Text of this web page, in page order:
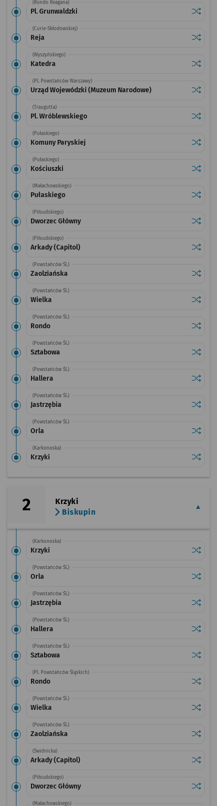
(Rondo Reagana)
Pl. Grunwaldzki
(Curie-Skłodowskiej)
Reja
(Wyszyńskiego)
Katedra
(Pl. Powstańców Warszawy)
Urząd Wojewódzki (Muzeum Narodowe)
(Traugutta)
Pl. Wróblewskiego
(Pułaskiego)
Komuny Paryskiej
(Pułaskiego)
Kościuszki
(Małachowskiego)
Pułaskiego
(Piłsudskiego)
Dworzec Główny
(Piłsudskiego)
Arkady (Capitol)
(Powstańców Śl.)
Zaolziańska
(Powstańców Śl.)
Wielka
(Powstańców Śl.)
Rondo
(Powstańców Śl.)
Sztabowa
(Powstańców Śl.)
Hallera
(Powstańców Śl.)
Jastrzębia
(Powstańców Śl.)
Orla
(Karkonoska)
Krzyki
2
Krzyki
Biskupin
(Karkonoska)
Krzyki
(Powstańców Śl.)
Orla
(Powstańców Śl.)
Jastrzębia
(Powstańców Śl.)
Hallera
(Powstańców Śl.)
Sztabowa
(Pl. Powstańców Śląskich)
Rondo
(Powstańców Śl.)
Wielka
(Powstańców Śl.)
Zaolziańska
(Świdnicka)
Arkady (Capitol)
(Piłsudskiego)
Dworzec Główny
(Małachowskiego)